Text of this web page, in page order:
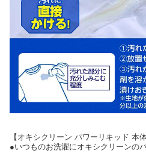
【オキシクリーン パワーリキッド 本
●いつものお洗濯にオキシクリーンの